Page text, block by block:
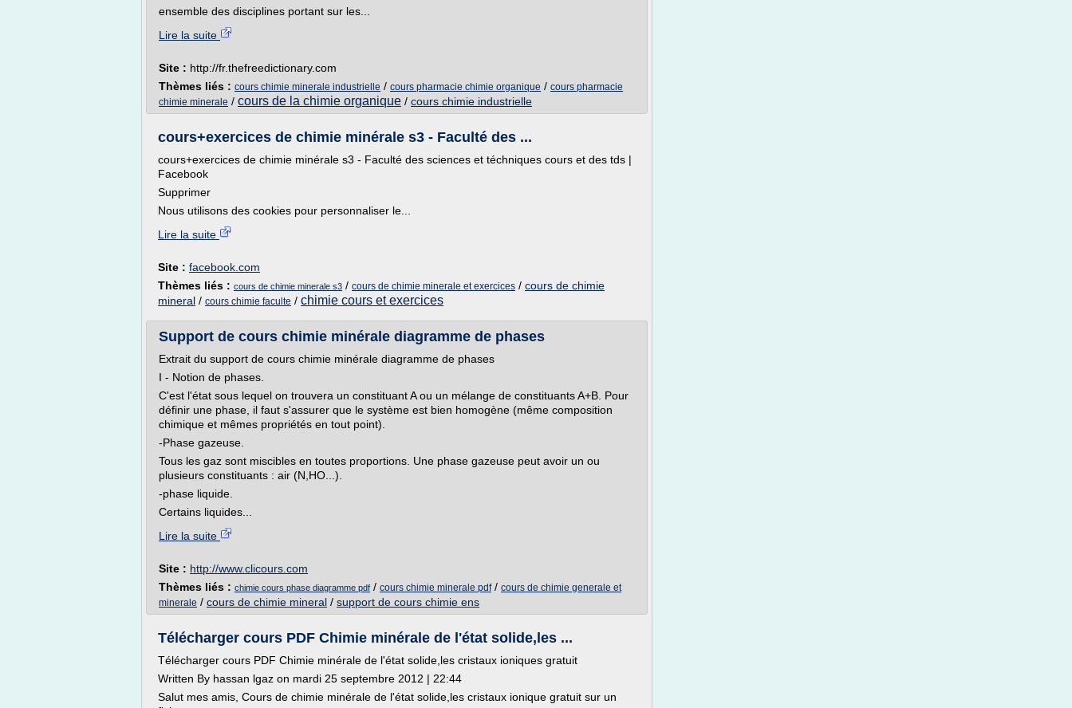
ensemble des disciplines portant sur les...
Lire la suite
Site : http://fr.thefreedictionary.com
Thèmes liés : cours chimie minerale industrielle / cours pharmacie chimie organique / cours pharmacie
chimie minerale / cours de la chimie organique / cours chimie industrielle
cours+exercices de chimie minérale s3 - Faculté des ...
cours+exercices de chimie minérale s3 - Faculté des sciences et téchniques cours et des tds |
Facebook
Supprimer
Nous utilisons des cookies pour personnaliser le...
Lire la suite
Site : facebook.com
Thèmes liés : cours de chimie minerale s3 / cours de chimie minerale et exercices / cours de chimie
mineral / cours chimie faculte / chimie cours et exercices
Support de cours chimie minérale diagramme de phases
Extrait du support de cours chimie minérale diagramme de phases
I - Notion de phases.
C'est l'état sous lequel on trouvera un constituant A ou un mélange de constituants A+B. Pour
définir une phase, il faut s'assurer que le système est bien homogène (même composition
chimique et mêmes propriétés en tout point).
-Phase gazeuse.
Tous les gaz sont miscibles en toutes proportions. Une phase gazeuse peut avoir un ou
plusieurs constituants : air (N,HO...).
-phase liquide.
Certains liquides...
Lire la suite
Site : http://www.clicours.com
Thèmes liés : chimie cours phase diagramme pdf / cours chimie minerale pdf/ cours de chimie generale et
minerale / cours de chimie mineral / support de cours chimie ens
Télécharger cours PDF Chimie minérale de l'état solide,les ...
Télécharger cours PDF Chimie minérale de l'état solide,les cristaux ioniques gratuit
Written By hassan lgaz on mardi 25 septembre 2012 | 22:44
Salut mes amis, Cours de chimie minérale de l'état solide,les cristaux ionique gratuit sur un